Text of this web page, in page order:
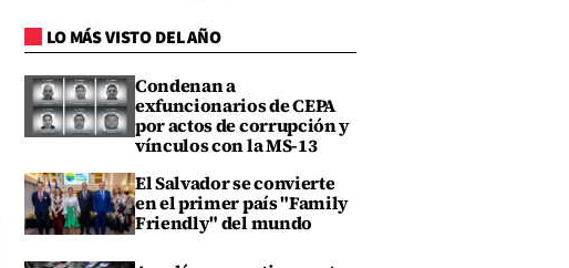
LO MÁS VISTO DEL AÑO
Condenan a
exfuncionarios de CEPA
por actos de corrupción y
vínculos con la MS-13
El Salvador se convierte
en el primer país "Family
Friendly" del mundo